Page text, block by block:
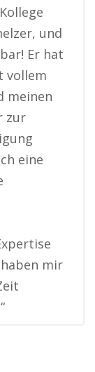
und
Er hat
vollem
meinen
zur
eine
mir